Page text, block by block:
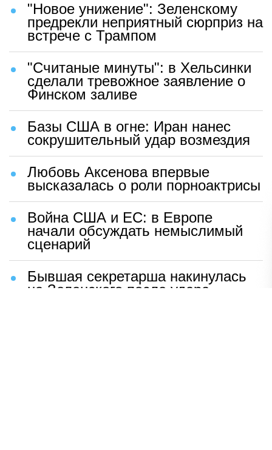
"Новое унижение": Зеленскому
предрекли неприятный сюрприз на
встрече с Трампом
"Считаные минуты": в Хельсинки
сделали тревожное заявление о
Финском заливе
Базы США в огне: Иран нанес
сокрушительный удар возмездия
Любовь Аксенова впервые
высказалась о роли порноактрисы
Война США и ЕС: в Европе
начали обсуждать немыслимый
сценарий
Бывшая секретарша накинулась
на Зеленского после удара